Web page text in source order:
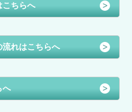
ちらへ
流れはこちらへ
へ